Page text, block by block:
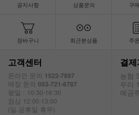
공지사항 상품문의 구
장바구니 최근본상품 주
고객센터
온라인 문의 1522-7897
매장 문의 053-721-6787
평일 : 10:30-16:30
점심 12:00-13:00
(일.공휴일 휴무)
결
농협
우리
예금